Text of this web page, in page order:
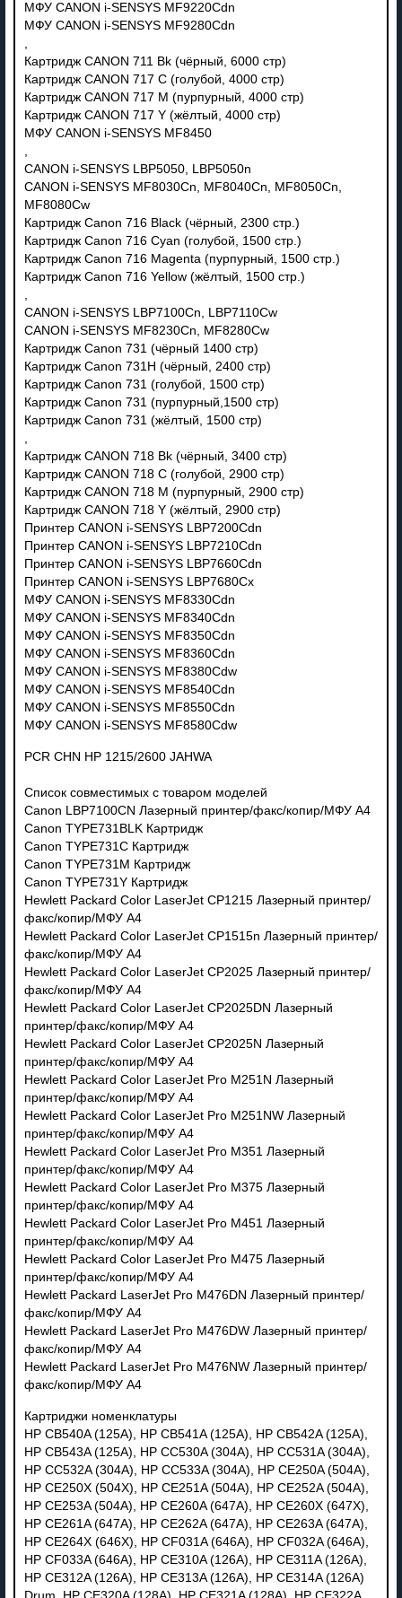
МФУ CANON i-SENSYS MF9220Cdn
МФУ CANON i-SENSYS MF9280Cdn
,
Картридж CANON 711 Bk (чёрный, 6000 стр)
Картридж CANON 717 C (голубой, 4000 стр)
Картридж CANON 717 M (пурпурный, 4000 стр)
Картридж CANON 717 Y (жёлтый, 4000 стр)
МФУ CANON i-SENSYS MF8450
,
CANON i-SENSYS LBP5050, LBP5050n
CANON i-SENSYS MF8030Cn, MF8040Cn, MF8050Cn,
MF8080Cw
Картридж Canon 716 Black (чёрный, 2300 стр.)
Картридж Canon 716 Cyan (голубой, 1500 стр.)
Картридж Canon 716 Magenta (пурпурный, 1500 стр.)
Картридж Canon 716 Yellow (жёлтый, 1500 стр.)
,
CANON i-SENSYS LBP7100Cn, LBP7110Cw
CANON i-SENSYS MF8230Cn, MF8280Cw
Картридж Canon 731 (чёрный 1400 стр)
Картридж Canon 731H (чёрный, 2400 стр)
Картридж Canon 731 (голубой, 1500 стр)
Картридж Canon 731 (пурпурный,1500 стр)
Картридж Canon 731 (жёлтый, 1500 стр)
,
Картридж CANON 718 Bk (чёрный, 3400 стр)
Картридж CANON 718 C (голубой, 2900 стр)
Картридж CANON 718 M (пурпурный, 2900 стр)
Картридж CANON 718 Y (жёлтый, 2900 стр)
Принтер CANON i-SENSYS LBP7200Cdn
Принтер CANON i-SENSYS LBP7210Cdn
Принтер CANON i-SENSYS LBP7660Cdn
Принтер CANON i-SENSYS LBP7680Cx
МФУ CANON i-SENSYS MF8330Cdn
МФУ CANON i-SENSYS MF8340Cdn
МФУ CANON i-SENSYS MF8350Cdn
МФУ CANON i-SENSYS MF8360Cdn
МФУ CANON i-SENSYS MF8380Cdw
МФУ CANON i-SENSYS MF8540Cdn
МФУ CANON i-SENSYS MF8550Cdn
МФУ CANON i-SENSYS MF8580Cdw
PCR CHN HP 1215/2600 JAHWA
Список совместимых с товаром моделей
Canon LBP7100CN Лазерный принтер/факс/копир/МФУ A4
Canon TYPE731BLK Картридж
Canon TYPE731C Картридж
Canon TYPE731M Картридж
Canon TYPE731Y Картридж
Hewlett Packard Color LaserJet CP1215 Лазерный принтер/
факс/копир/МФУ A4
Hewlett Packard Color LaserJet CP1515n Лазерный принтер/
факс/копир/МФУ A4
Hewlett Packard Color LaserJet CP2025 Лазерный принтер/
факс/копир/МФУ A4
Hewlett Packard Color LaserJet CP2025DN Лазерный
принтер/факс/копир/МФУ A4
Hewlett Packard Color LaserJet CP2025N Лазерный
принтер/факс/копир/МФУ A4
Hewlett Packard Color LaserJet Pro M251N Лазерный
принтер/факс/копир/МФУ A4
Hewlett Packard Color LaserJet Pro M251NW Лазерный
принтер/факс/копир/МФУ A4
Hewlett Packard Color LaserJet Pro M351 Лазерный
принтер/факс/копир/МФУ A4
Hewlett Packard Color LaserJet Pro M375 Лазерный
принтер/факс/копир/МФУ A4
Hewlett Packard Color LaserJet Pro M451 Лазерный
принтер/факс/копир/МФУ A4
Hewlett Packard Color LaserJet Pro M475 Лазерный
принтер/факс/копир/МФУ A4
Hewlett Packard LaserJet Pro M476DN Лазерный принтер/
факс/копир/МФУ A4
Hewlett Packard LaserJet Pro M476DW Лазерный принтер/
факс/копир/МФУ A4
Hewlett Packard LaserJet Pro M476NW Лазерный принтер/
факс/копир/МФУ A4
Картриджи номенклатуры
HP CB540A (125A), HP CB541A (125A), HP CB542A (125A),
HP CB543A (125A), HP CC530A (304A), HP CC531A (304A),
HP CC532A (304A), HP CC533A (304A), HP CE250A (504A),
HP CE250X (504X), HP CE251A (504A), HP CE252A (504A),
HP CE253A (504A), HP CE260A (647A), HP CE260X (647X),
HP CE261A (647A), HP CE262A (647A), HP CE263A (647A),
HP CE264X (646X), HP CF031A (646A), HP CF032A (646A),
HP CF033A (646A), HP CE310A (126A), HP CE311A (126A),
HP CE312A (126A), HP CE313A (126A), HP CE314A (126A)